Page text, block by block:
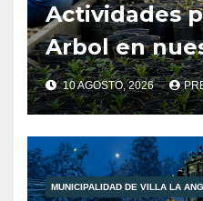
Actividades
Arbol en
10 AGOSTO, 2026
MUNICIPALIDAD DE VILLA LA